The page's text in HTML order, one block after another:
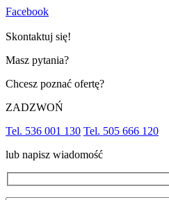
Facebook
Skontaktuj się!
Masz pytania?
Chcesz poznać ofertę?
ZADZWOŃ
Tel. 536 001 130 Tel. 505 666 120
lub napisz wiadomość